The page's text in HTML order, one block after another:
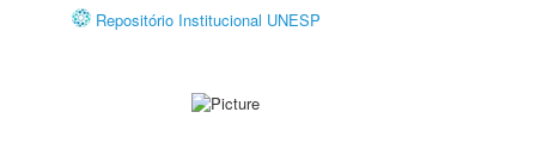
Repositório Institucional UNESP